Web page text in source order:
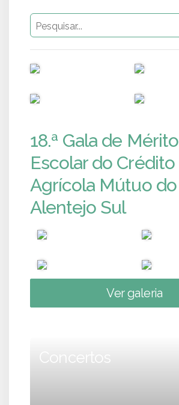
18.ª Gala de Mérito
Escolar do Crédito
Agrícola Mútuo do
Alentejo Sul
Ver galeria
Concertos